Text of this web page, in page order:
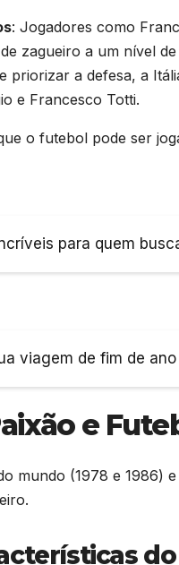
: Jogadores como
zagueiro a um nível
priorizar a defesa, a
e Francesco Totti.
o futebol pode ser
para quem
viagem de fim de
e
mundo (1978 e 1986)